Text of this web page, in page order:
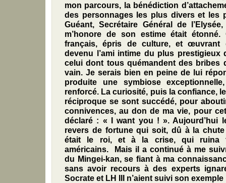
mon parcours, la bénédiction
des personnages les plus divers et les
Guéant, Secrétaire Général de
m’honore de son estime était étonné.
français, épris de culture, et œuvrant
devenu l’ami intime du plus prestigieux
celui dont tous quémandent des bribes
vain. Je serais bien en peine de lui
produite une symbiose
renforcé. La curiosité, puis la confiance,
réciproque se sont succédé, pour
connivences, au don de ma vie, pour
déclaré : « I want you ! ». Aujourd’hui
revers de fortune qui soit, dû à la
était le roi, et à la crise, qui ruina
américains. Mais il a continué à me
du Mingei-kan, se fiant à ma
sans avoir recours à des experts
Socrate et LH III n’aient suivi son exemple